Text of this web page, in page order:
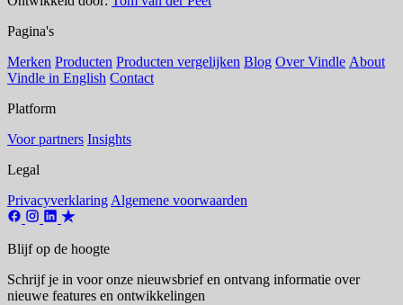
Pagina's
Merken Producten Producten vergelijken Blog Over Vindle About
Vindle in English Contact
Platform
Voor partners Insights
Legal
Privacyverklaring Algemene voorwaarden
Blijf op de hoogte
Schrijf je in voor onze nieuwsbrief en ontvang informatie over
nieuwe features en ontwikkelingen